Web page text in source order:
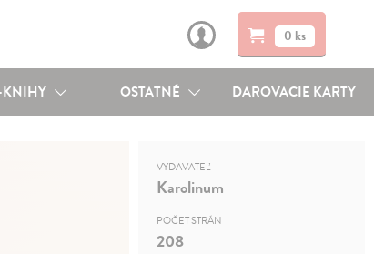
0 ks
KNIHY OSTATNÉ DAROVACIE KARTY
VYDAVATEĽ
Karolinum
POČET STRÁN
208